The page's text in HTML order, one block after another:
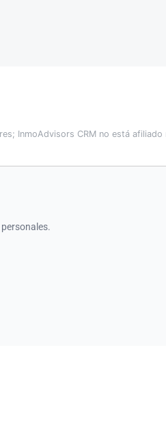
InmoAdvisors CRM no está afiliado